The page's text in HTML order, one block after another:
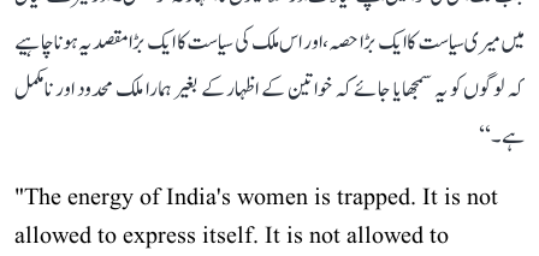
میں میری سیاست کا ایک بڑا حصہ، اور اس ملک کی سیاست کا ایک بڑا مقصد یہ ہونا چاہیے
کہ لوگوں کو یہ سمجھایا جائے کہ خواتین کے اظہار کے بغیر ہمارا ملک محدود اور نامکمل
ہے۔‘‘
"The energy of India's women is trapped. It is not
allowed to express itself. It is not allowed to